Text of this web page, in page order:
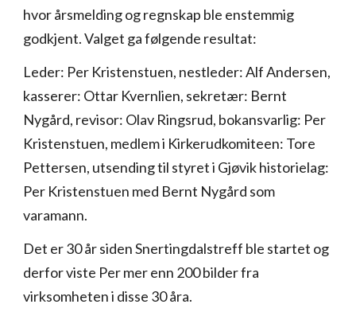
hvor årsmelding og regnskap ble enstemmig
godkjent. Valget ga følgende resultat:
Leder: Per Kristenstuen, nestleder: Alf Andersen,
kasserer: Ottar Kvernlien, sekretær: Bernt
Nygård, revisor: Olav Ringsrud, bokansvarlig: Per
Kristenstuen, medlem i Kirkerudkomiteen: Tore
Pettersen, utsending til styret i Gjøvik historielag:
Per Kristenstuen med Bernt Nygård som
varamann.
Det er 30 år siden Snertingdalstreff ble startet og
derfor viste Per mer enn 200 bilder fra
virksomheten i disse 30 åra.